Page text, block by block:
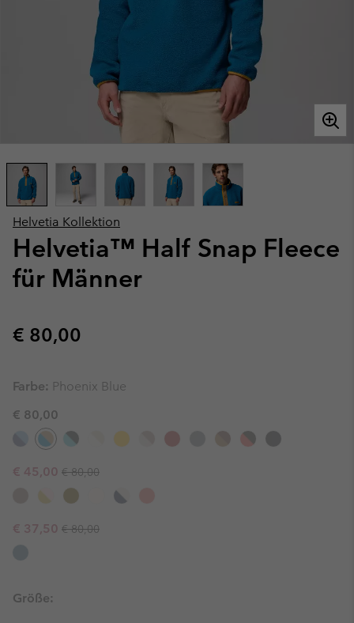
Helvetia Kollektion
Helvetia™ Half Snap Fleece
für Männer
Regular price:
€ 80,00
Farbe: Phoenix Blue
€ 80,00
Sale price:
€ 45,00 Regular price:
€ 80,00
Sale price:
€ 37,50 Regular price:
€ 80,00
Größe: